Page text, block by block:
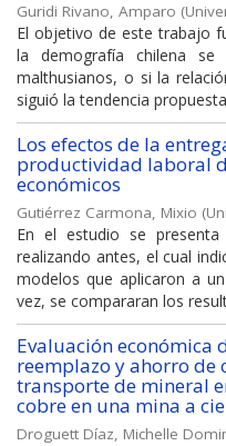
Guridi Rivano, Amparo (
El objetivo de este trabajo
la demografía chilena se
malthusianos, o si la
siguió la tendencia
Los efectos de la
productividad laboral
económicos
Gutiérrez Carmona, Mixio (
En el estudio se
realizando antes, el cual
modelos que aplicaron a
vez, se compararan los
Evaluación económica
reemplazo y ahorro de
transporte de mineral
cobre en una mina a
Droguett Díaz, Michelle